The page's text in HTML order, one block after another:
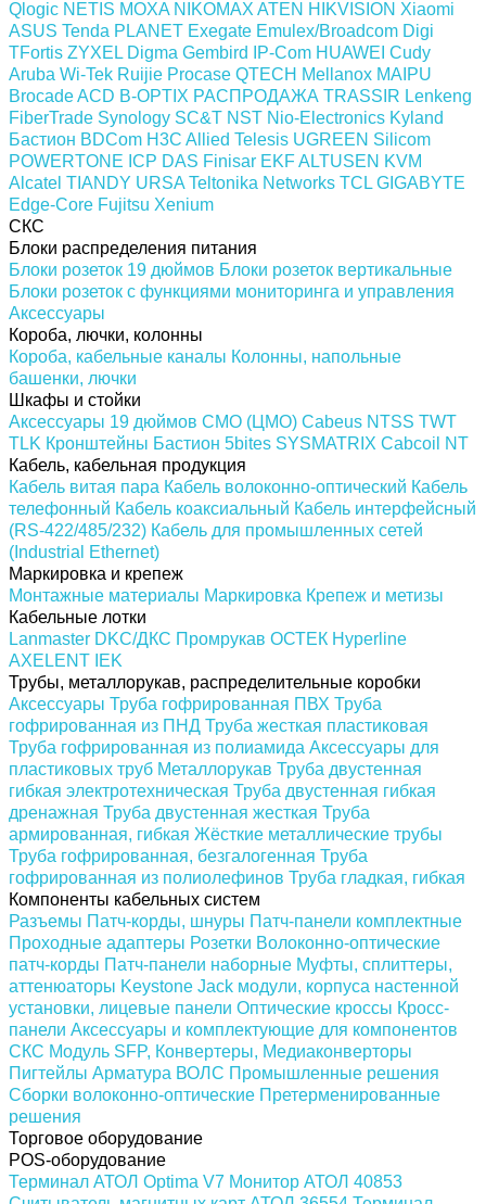
Qlogic NETIS MOXA NIKOMAX ATEN HIKVISION Xiaomi
ASUS Tenda PLANET Exegate Emulex/Broadcom Digi
TFortis ZYXEL Digma Gembird IP-Com HUAWEI Cudy
Aruba Wi-Tek Ruijie Procase QTECH Mellanox MAIPU
BrocadeACD B-OPTIX РАСПРОДАЖА TRASSIR Lenkeng
FiberTrade Synology SC&T NST Nio-Electronics Kyland
Бастион BDCom H3C Allied Telesis UGREEN Silicom
POWERTONE ICP DAS Finisar EKFALTUSEN KVM
Alcatel TIANDY URSA Teltonika Networks TCL GIGABYTE
Edge-Core Fujitsu Xenium
СКС
Блоки распределения питания
Блоки розеток 19 дюймов Блоки розеток вертикальные
Блоки розеток с функциями мониторинга и управления
Аксессуары
Короба, лючки, колонны
Короба, кабельные каналы Колонны, напольные
башенки, лючки
Шкафы и стойки
Аксессуары 19 дюймов CMO (ЦМО) Cabeus NTSS TWT
TLK Кронштейны Бастион 5bites SYSMATRIX Cabcoil
NT
Кабель, кабельная продукция
Кабель витая пара Кабель волоконно-оптический Кабель
телефонный Кабель коаксиальный Кабель интерфейсный
(RS-422/485/232) Кабель для промышленных сетей
(Industrial Ethernet)
Маркировка и крепеж
Монтажные материалы Маркировка Крепеж и метизы
Кабельные лотки
Lanmaster DKC/ДКС Промрукав ОСТЕК Hyperline
AXELENT IEK
Трубы, металлорукав, распределительные коробки
Аксессуары Труба гофрированная ПВХ Труба
гофрированная из ПНД Труба жесткая пластиковая
Труба гофрированная из полиамида Аксессуары для
пластиковых труб Металлорукав Труба двустенная
гибкая электротехническая Труба двустенная гибкая
дренажная Труба двустенная жесткая Труба
армированная, гибкая Жёсткие металлические трубы
Труба гофрированная, безгалогенная Труба
гофрированная из полиолефинов Труба гладкая, гибкая
Компоненты кабельных систем
Разъемы Патч-корды, шнуры Патч-панели комплектные
Проходные адаптеры Розетки Волоконно-оптические
патч-корды Патч-панели наборные Муфты, сплиттеры,
аттенюаторы Keystone Jack модули, корпуса настенной
установки, лицевые панели Оптические кроссы Кросс-
панели Аксессуары и комплектующие для компонентов
СКС Модуль SFP, Конвертеры, Медиаконверторы
Пигтейлы Арматура ВОЛС Промышленные решения
Сборки волоконно-оптические Претерменированные
решения
Торговое оборудование
POS-оборудование
Терминал АТОЛ Optima V7 Монитор АТОЛ 40853